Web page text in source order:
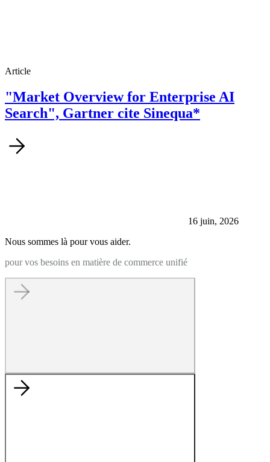
Article
"Market Overview for Enterprise AI
Search", Gartner cite Sinequa*
16 juin, 2026
Nous sommes là pour vous aider.
pour vos besoins en matière de commerce unifié